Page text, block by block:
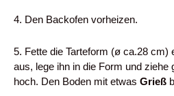
4. Den Backofen vorheizen.
5. Fette die Tarteform (ø ca.28 cm)
aus, lege ihn in die Form und ziehe
hoch. Den Boden mit etwas Grieß